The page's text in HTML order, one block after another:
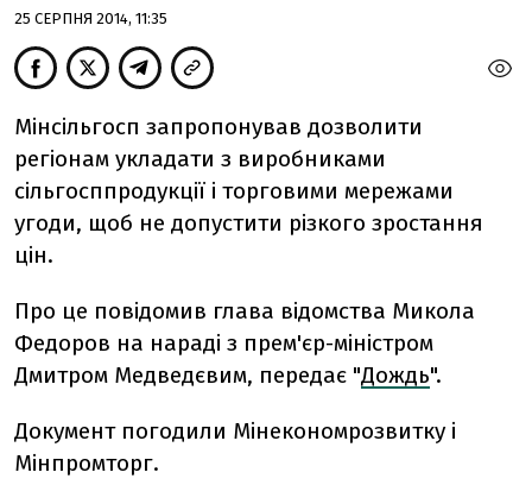
25 СЕРПНЯ 2014, 11:35
Мінсільгосп запропонував дозволити
регіонам укладати з виробниками
сільгосппродукції і торговими мережами
угоди, щоб не допустити різкого зростання
цін.
Про це повідомив глава відомства Микола
Федоров на нараді з прем'єр-міністром
Дмитром Медведєвим, передає "Дождь".
Документ погодили Мінекономрозвитку і
Мінпромторг.